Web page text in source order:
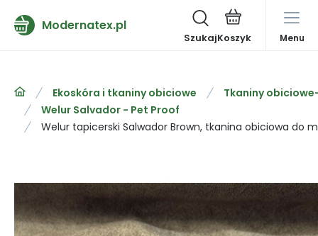
Modernatex.pl
Szukaj Menu
Ekoskóra i tkaniny obiciowe
Tkaniny
Welur Salvador - Pet Proof
Welur tapicerski Salwador Brown, tkanina obiciowa do